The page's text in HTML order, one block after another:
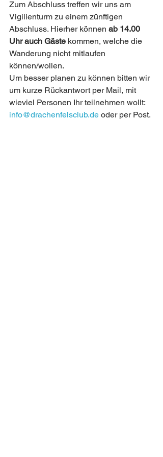
Zum Abschluss treffen wir uns am
Vigilienturm zu einem zünftigen
Abschluss. Hierher können ab 14.00
Uhr auch Gäste kommen, welche die
Wanderung nicht mitlaufen
können/wollen.
Um besser planen zu können bitten wir
um kurze Rückantwort per Mail, mit
wieviel Personen Ihr teilnehmen wollt:
info@drachenfelsclub.de oder per Post.